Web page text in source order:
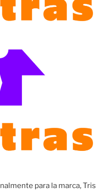
para la marca, Tris